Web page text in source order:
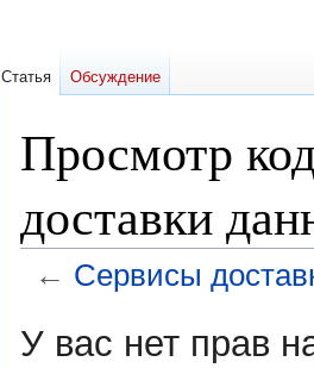
Просмотр
доставки
← Сервисы
ккУ вас нет прав
Статья Обсуждение